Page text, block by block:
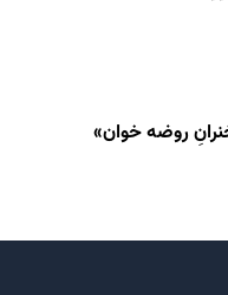
روضه خوان»